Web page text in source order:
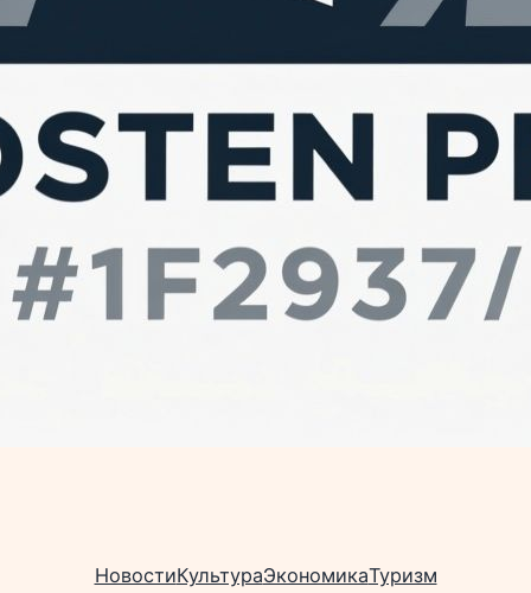
НовостиКультураЭкономикаТуризм